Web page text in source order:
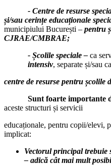
‑ Centre de resurse
și/sau cerințe educaționale
municipiului București – pentru
CJRAE/CMBRAE;
- Școlile speciale –ca
intensiv, separate și/sau
centre de resurse pentru școlile
Sunt foarte importante
aceste structuri și servicii
educaționale, pentru copii/elevi,
implicat:
Vectorul principal trebuie
– adică cât mai mult